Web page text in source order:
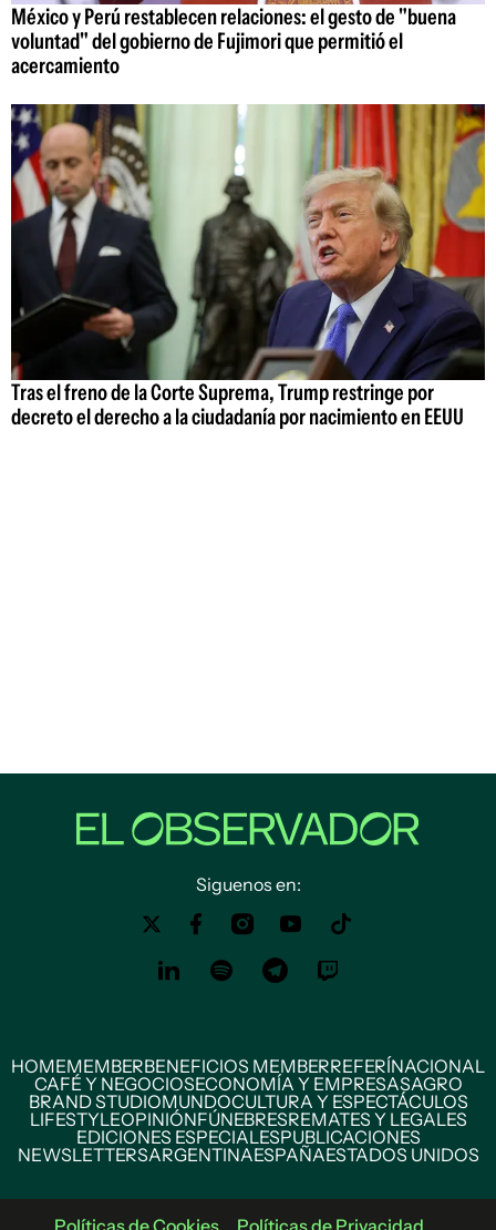
México y Perú restablecen relaciones: el gesto de "buena
voluntad" del gobierno de Fujimori que permitió el
acercamiento
Tras el freno de la Corte Suprema, Trump restringe por
decreto el derecho a la ciudadanía por nacimiento en EEUU
Siguenos en:
HOMEMEMBERBENEFICIOS MEMBERREFERÍNACIONAL
CAFÉ Y NEGOCIOSECONOMÍA Y EMPRESASAGRO
BRAND STUDIOMUNDOCULTURA Y ESPECTÁCULOS
LIFESTYLEOPINIÓNFÚNEBRESREMATES Y LEGALES
EDICIONES ESPECIALESPUBLICACIONES
NEWSLETTERSARGENTINAESPAÑAESTADOS UNIDOS
Políticas de Cookies Políticas de Privacidad